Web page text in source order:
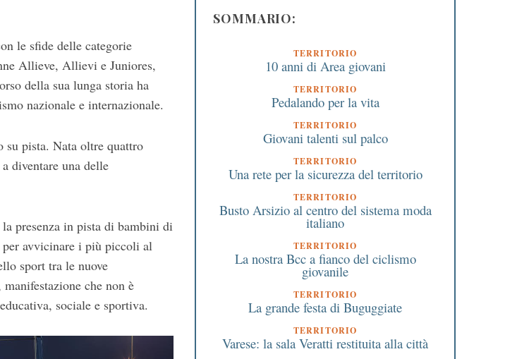
le sfide delle categorie
Allieve, Allievi e Juniores,
della sua lunga storia ha
nazionale e internazionale.
pista. Nata oltre quattro
diventare una delle
presenza in pista di bambini di
per avvicinare i più piccoli al
sport tra le nuove
che non è
sociale e sportiva.
SOMMARIO:
TERRITORIO
10 anni di Area giovani
TERRITORIO
Pedalando per la vita
TERRITORIO
Giovani talenti sul palco
TERRITORIO
Una rete per la sicurezza del territorio
TERRITORIO
Busto Arsizio al centro del sistema moda
italiano
TERRITORIO
La nostra Bcc a fianco del ciclismo
giovanile
TERRITORIO
La grande festa di Buguggiate
TERRITORIO
Varese: la sala Veratti restituita alla città